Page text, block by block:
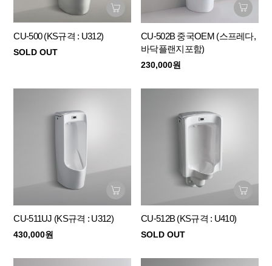
CU-500 (KS규격 : U312)
SOLD OUT
CU-502B 중국OEM (스프레다,
바닥플랜지포함)
230,000원
CU-511UJ (KS규격 : U312)
430,000원
CU-512B (KS규격 : U410)
SOLD OUT